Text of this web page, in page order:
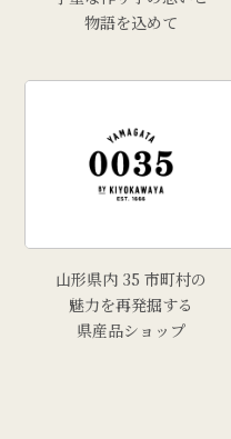
物語を込めて
山形県内 35 市町村の
魅力を再発掘する
県産品ショップ